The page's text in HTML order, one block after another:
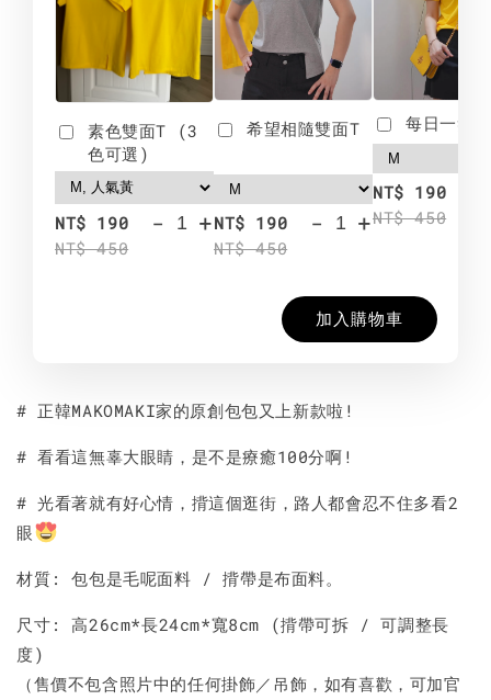
素色雙面T (3
色可選)
NT$ 190
NT$ 450
- +
希望相隨雙面T
NT$ 190
NT$ 450
- +
每日一笑
NT$ 190
NT$ 450
加入購物車
# 正韓MAKOMAKI家的原創包包又上新款啦!
# 看看這無辜大眼睛，是不是療癒100分啊!
# 光看著就有好心情，揹這個逛街，路人都會忍不住多看2
眼
材質: 包包是毛呢面料 / 揹帶是布面料。
尺寸: 高26cm*長24cm*寬8cm (揹帶可拆 / 可調整長
度)
（售價不包含照片中的任何掛飾／吊飾，如有喜歡，可加官